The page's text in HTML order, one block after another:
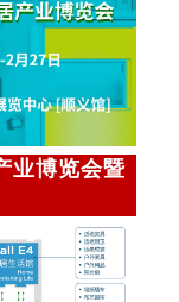
业博览会暨